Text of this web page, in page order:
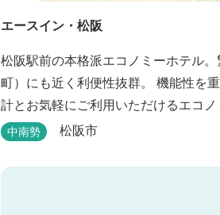
エースイン・松阪
松阪駅前の本格派エコノミーホテル
町）にも近く利便性抜群。 機能性を
計とお気軽にご利用いただけるエコ
長期滞在に最適。喫煙・禁煙ルームも
ュッフェ（6:30～9:30） ・アルコー
中南勢 松阪市